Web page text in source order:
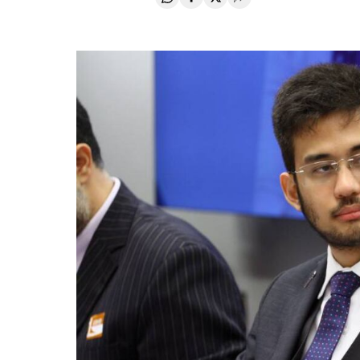
Compartir en Whatsapp
Compartir en Facebook
Compartir en Twitter
Desplegar Redes